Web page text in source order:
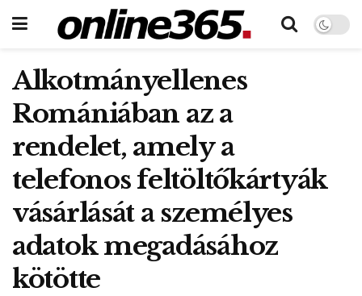
Alkotmányellenes
Romániában az a
rendelet, amely a
telefonos feltöltőkártyák
vásárlását a személyes
adatok megadásához
kötötte